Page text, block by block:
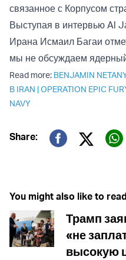
связанное с Корпусом
Выступая в интервью Al
Ирана Исмаил Багаи
мы не обсуждаем
Read more: BENJAMIN
В IRAN |OPERATION EPIC
NAVY
Share:
You might also like to
Трамп
«не
высокую